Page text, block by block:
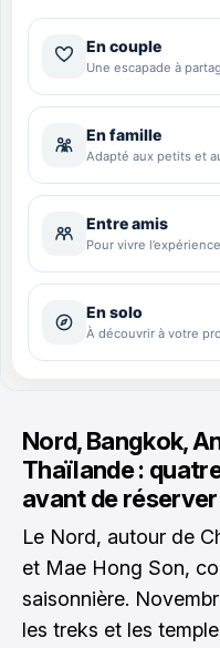
Nord, Bangkok,
Thaïlande :
avant de réserver
Le Nord, autour de
et Mae Hong Son,
saisonnière.
les treks et les